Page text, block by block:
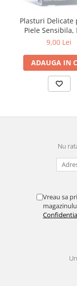
Plasturi Delicate
Piele Sensibila,
dimensiuni,9,00 Lei
ADAUGA IN
Nu
Vreau sa